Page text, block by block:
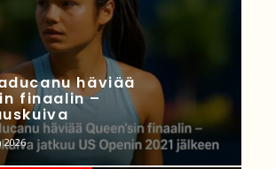
häviää
finaalin –